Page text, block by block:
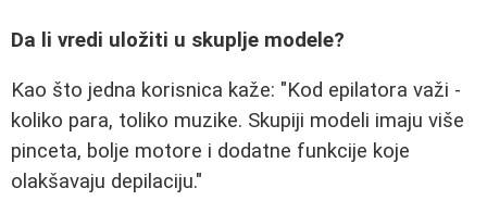
Da li vredi uložiti u skuplje modele?
Kao što jedna korisnica kaže: "Kod epilatora važi -
koliko para, toliko muzike. Skupiji modeli imaju više
pinceta, bolje motore i dodatne funkcije koje
olakšavaju depilaciju."